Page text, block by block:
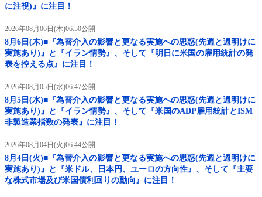
に注視)』に注目！
2026年08月06日(木)06:50公開
8月6日(木)■『為替介入の影響と更なる実施への思惑(先週と週明けに
実施あり)』と『イラン情勢』、そして『明日に米国の雇用統計の発
表を控える点』に注目！
2026年08月05日(水)06:47公開
8月5日(水)■『為替介入の影響と更なる実施への思惑(先週と週明けに
実施あり)』と『イラン情勢』、そして『米国のADP雇用統計とISM
非製造業指数の発表』に注目！
2026年08月04日(火)06:44公開
8月4日(火)■『為替介入の影響と更なる実施への思惑(先週と週明けに
実施あり)』と『米ドル、日本円、ユーロの方向性』、そして『主要
な株式市場及び米国債利回りの動向』に注目！